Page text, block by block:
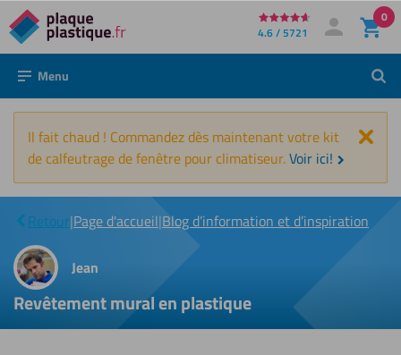
Directement
au
contenu
4.6 / 5721 Mon compte
Se connecter
0
Menu
Il fait chaud ! Commandez dès maintenant votre kit
de calfeutrage de fenêtre pour climatiseur.Voir ici!
Retour|Page d'accueil|Blog d’information et d’inspiration
mural en
plastique
Revêtement mural en plastique
Jean